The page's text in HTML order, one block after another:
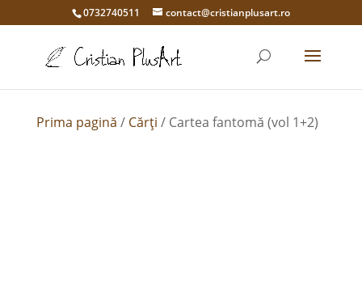
0732740511 contact@cristianplusart.ro
Prima pagină / Cărți / Cartea fantomă (vol 1+2)